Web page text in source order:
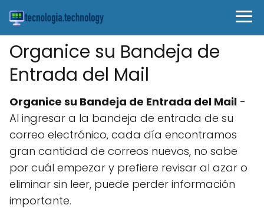
Organice su Bandeja de
Entrada del Mail
Organice su Bandeja de Entrada del Mail -
Al ingresar a la bandeja de entrada de su
correo electrónico, cada día encontramos
gran cantidad de correos nuevos, no sabe
por cuál empezar y prefiere revisar al azar o
eliminar sin leer, puede perder información
importante.